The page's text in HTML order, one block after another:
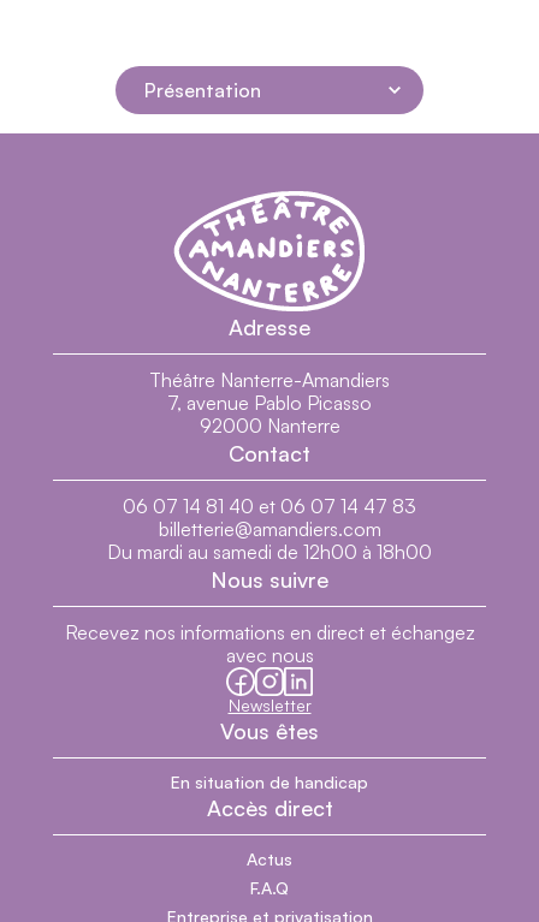
Navigation dans la page
Présentation
Présentation
Générique
Biographie
Théâtre Nanterre-Amandiers - Centre
Théâtre Nanterre-Amandiers
Adresse
Théâtre Nanterre-Amandiers
7, avenue Pablo Picasso
92000 Nanterre
Contact
06 07 14 81 40 et 06 07 14 47 83
billetterie@amandiers.com
Du mardi au samedi de 12h00 à 18h00
Nous suivre
Recevez nos informations en direct et échangez
avec nous
facebook
instagram
linkedin
Newsletter
Vous êtes
En situation de handicap
Accès direct
Actus
F.A.Q
Entreprise et privatisation